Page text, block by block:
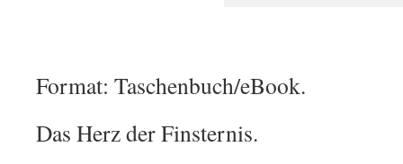
Format: Taschenbuch/eBook.
Das Herz der Finsternis.